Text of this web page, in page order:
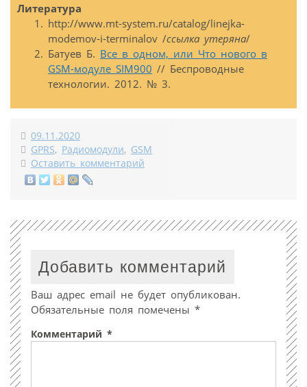
Литература
http://www.mt-system.ru/catalog/linejka-
modemov-i-terminalov /ссылка утеряна/
Батуев Б. Все в одном, или Что нового в
GSM-модуле SIM900 // Беспроводные
технологии. 2012. № 3.
09.11.2020
GPRS, Радиомодули, GSM
Оставить комментарий
Добавить комментарий
Ваш адрес email не будет опубликован.
Обязательные поля помечены *
Комментарий *